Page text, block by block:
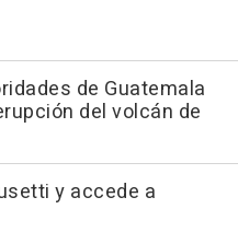
de Guatemala
del volcán de
y accede a